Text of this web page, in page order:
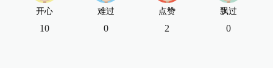
开心
10
难过
0
点赞
2
飘过
0